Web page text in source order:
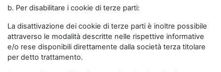
b. Per disabilitare i cookie di terze parti:
La disattivazione dei cookie di terze parti è inoltre possibile
attraverso le modalità descritte nelle rispettive informative
e/o rese disponibili direttamente dalla società terza titolare
per detto trattamento.